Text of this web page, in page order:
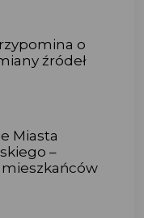
o
źródeł
Miasta
–